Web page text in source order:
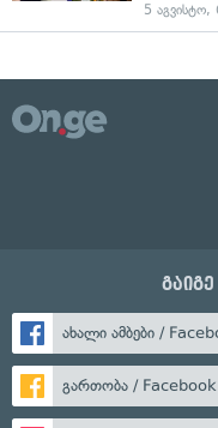
5 აგვისტო,
ახალი ამბები /
გართობა / Facebook